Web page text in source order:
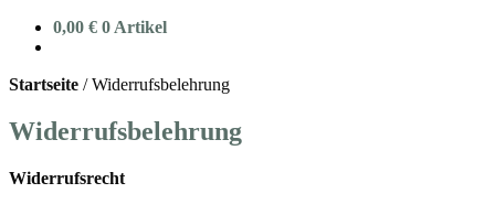
0,00 € 0 Artikel
Startseite /Widerrufsbelehrung
Widerrufsbelehrung
Widerrufsrecht